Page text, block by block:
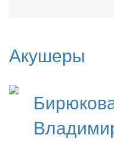
Акушеры